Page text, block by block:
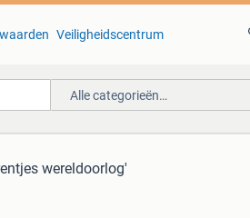
Veiligheidscentrum
Alle categorieën…
wereldoorlog'